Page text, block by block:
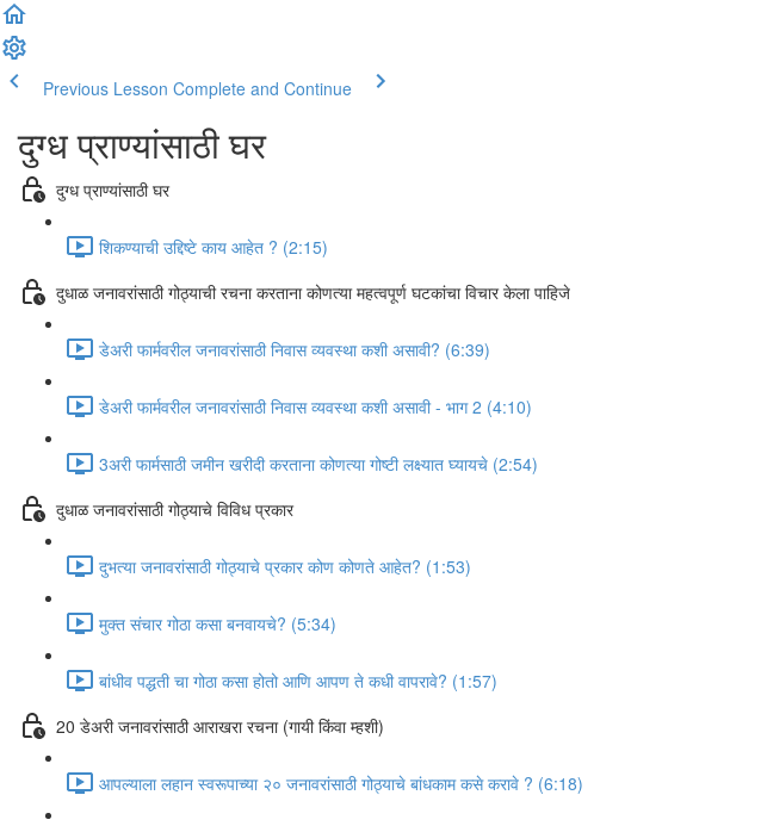
Previous Lesson Complete and Continue
दुग्ध प्राण्यांसाठी घर
दुग्ध प्राण्यांसाठी घर
शिकण्याची उद्दिष्टे काय आहेत ? (2:15)
दुधाळ जनावरांसाठी गोठ्याची रचना करताना कोणत्या महत्वपूर्ण घटकांचा विचार केला पाहिजे
डेअरी फार्मवरील जनावरांसाठी निवास व्यवस्था कशी असावी? (6:39)
डेअरी फार्मवरील जनावरांसाठी निवास व्यवस्था कशी असावी - भाग 2 (4:10)
3अरी फार्मसाठी जमीन खरीदी करताना कोणत्या गोष्टी लक्ष्यात घ्यायचे (2:54)
दुधाळ जनावरांसाठी गोठ्याचे विविध प्रकार
दुभत्या जनावरांसाठी गोठ्याचे प्रकार कोण कोणते आहेत? (1:53)
मुक्त संचार गोठा कसा बनवायचे? (5:34)
बांधीव पद्धती चा गोठा कसा होतो आणि आपण ते कधी वापरावे? (1:57)
20 डेअरी जनावरांसाठी आराखरा रचना (गायी किंवा म्हशी)
आपल्याला लहान स्वरूपाच्या २० जनावरांसाठी गोठ्याचे बांधकाम कसे करावे ? (6:18)